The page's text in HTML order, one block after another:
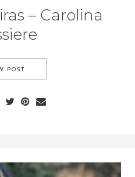
– Carolina
POST